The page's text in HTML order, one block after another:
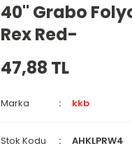
40'' Grabo
Rex Red-
47,88 TL
Marka kkb
Stok Kodu AHKLPRW4